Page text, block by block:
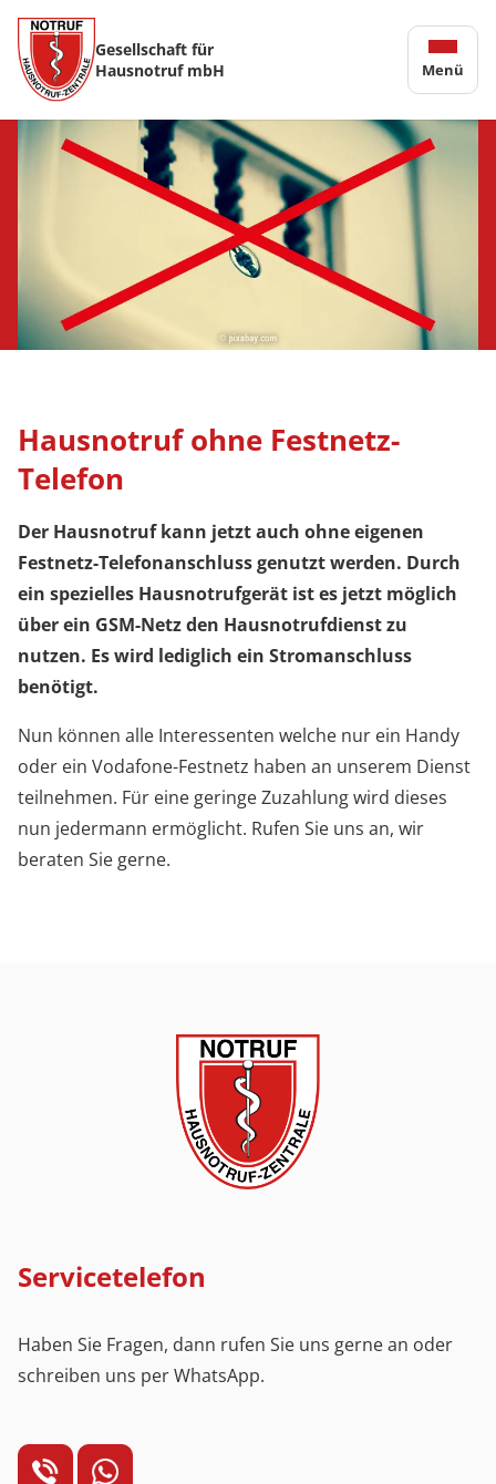
Gesellschaft für
Hausnotruf mbH
Menü
Hausnotruf ohne Festnetz-
Telefon
Der Hausnotruf kann jetzt auch ohne eigenen
Festnetz-Telefonanschluss genutzt werden. Durch
ein spezielles Hausnotrufgerät ist es jetzt möglich
über ein GSM-Netz den Hausnotrufdienst zu
nutzen. Es wird lediglich ein Stromanschluss
benötigt.
Nun können alle Interessenten welche nur ein Handy
oder ein Vodafone-Festnetz haben an unserem Dienst
teilnehmen. Für eine geringe Zuzahlung wird dieses
nun jedermann ermöglicht. Rufen Sie uns an, wir
beraten Sie gerne.
Servicetelefon
Haben Sie Fragen, dann rufen Sie uns gerne an oder
schreiben uns per WhatsApp.